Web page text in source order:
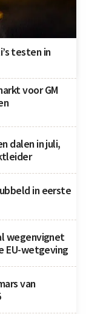
testen in
voor GM
dalen in juli,
in eerste
wegenvignet
EU-wetgeving
van